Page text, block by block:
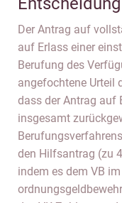
Der Antrag auf
auf Erlass einer
Berufung des
angefochtene Urteil
dass der Antrag auf
insgesamt
den Hilfsantrag (zu
indem es dem VB